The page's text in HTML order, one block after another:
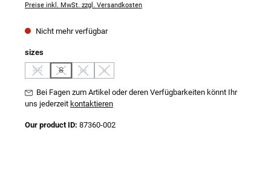
Preise inkl. MwSt. zzgl. Versandkosten
Nicht mehr verfügbar
sizesauswählen
XS
(Diese Option ist zurzeit nicht verfügbar.)
S
(Diese Option ist zurzeit nicht verfügbar.)
M
(Diese Option ist zurzeit nicht verfügbar.)
L
(Diese Option ist zurzeit nicht verfügbar.)
Bei Fagen zum Artikel oder deren Verfügbarkeiten könnt Ihr
uns jederzeit kontaktieren
Our product ID: 87360-002